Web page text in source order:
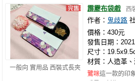
一般向 實用品 西裝式長夾
霹靂布袋戲 西
作者： 鬼歧路
價格：430元
發售日期：
尺寸：
材質：人造革
鷺咪這一款的印